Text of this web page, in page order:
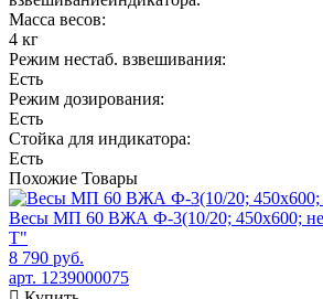
Масса весов:
4 кг
Режим нестаб. взвешивания:
Есть
Режим дозирования:
Есть
Стойка для индикатора:
Есть
Похожие Товары
Весы МП 60 ВЖА Ф-3(10/20; 450х600;
Т"
8 790 руб.
арт. 1239000075